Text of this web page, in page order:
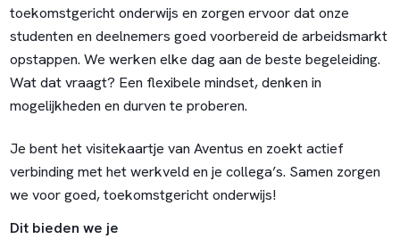
toekomstgericht onderwijs en zorgen ervoor dat onze
studenten en deelnemers goed voorbereid de arbeidsmarkt
opstappen. We werken elke dag aan de beste begeleiding.
Wat dat vraagt? Een flexibele mindset, denken in
mogelijkheden en durven te proberen.
Je bent het visitekaartje van Aventus en zoekt actief
verbinding met het werkveld en je collega’s. Samen zorgen
we voor goed, toekomstgericht onderwijs!
Dit bieden we je